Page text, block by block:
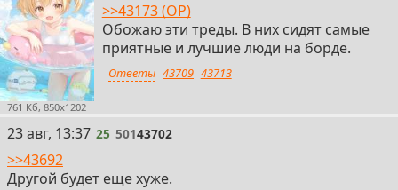
761 Кб, 850x1202
>>43173 (OP)
Обожаю эти треды. В них сидят самые
приятные и лучшие люди на борде.
Ответы 43709 43713
25
23 авг, 13:37 25 50143702
>>43692
Другой будет еще хуже.